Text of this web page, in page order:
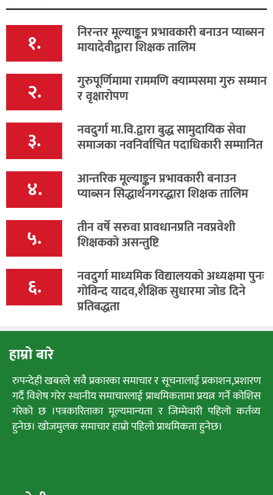
१. निरन्तर मूल्याङ्कन प्रभावकारी बनाउन प्याब्सन
मायादेवीद्वारा शिक्षक तालिम
२. गुरुपूर्णिमामा राममणि क्याम्पसमा गुरु सम्मान
र वृक्षारोपण
३. नवदुर्गा मा.वि.द्वारा बुद्ध सामुदायिक सेवा
समाजका नवनिर्वाचित पदाधिकारी सम्मानित
४. आन्तरिक मूल्याङ्कन प्रभावकारी बनाउन
प्याब्सन सिद्धार्थनगरद्धारा शिक्षक तालिम
५. तीन वर्षे सरुवा प्रावधानप्रति नवप्रवेशी
शिक्षकको असन्तुष्टि
६. नवदुर्गा माध्यमिक विद्यालयको अध्यक्षमा पुनः
गोविन्द यादव,शैक्षिक सुधारमा जोड दिने
प्रतिबद्धता
हाम्रो बारे
रुपन्देही खबरले सवै प्रकारका समाचार र सूचनालाई प्रकाशन,प्रशारण
गर्दै विशेष गरेर स्थानीय समाचारलाई प्राथमिकतामा प्रयत्न गर्ने कोशिस
गरेको छ ।पत्रकारिताका मूल्यमान्यता र जिम्मेवारी पहिलो कर्तव्य
हुनेछ। खोजमुलक समाचार हाम्रो पहिलो प्राथमिकता हुनेछ।